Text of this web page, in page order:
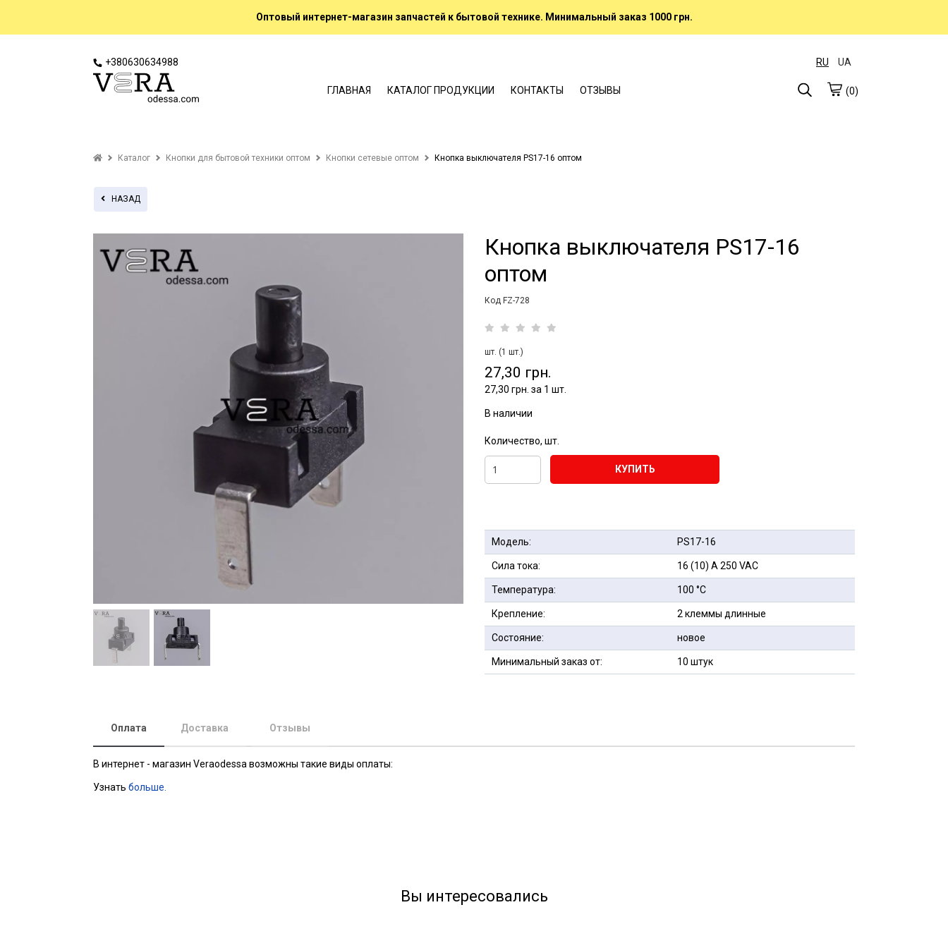
Оптовый интернет-магазин запчастей к бытовой технике. Минимальный заказ 1000 грн.
+380630634988 RU UA
ГЛАВНАЯ КАТАЛОГ ПРОДУКЦИИ КОНТАКТЫ ОТЗЫВЫ (0)
Каталог Кнопки для бытовой техники оптом Кнопки сетевые оптом Кнопка выключателя PS17-16 оптом
НАЗАД
Кнопка выключателя PS17-16
оптом
Код FZ-728
шт. (1 шт.)
27,30 грн.
27,30 грн. за 1 шт.
В наличии
Количество, шт.
КУПИТЬ
Модель: PS17-16
Сила тока: 16 (10) А 250 VAC
Температура: 100 °С
Крепление: 2 клеммы длинные
Состояние: новое
Минимальный заказ от: 10 штук
Оплата Доставка Отзывы
В интернет - магазин Veraodessa возможны такие виды оплаты:
Узнать больше.
Вы интересовались